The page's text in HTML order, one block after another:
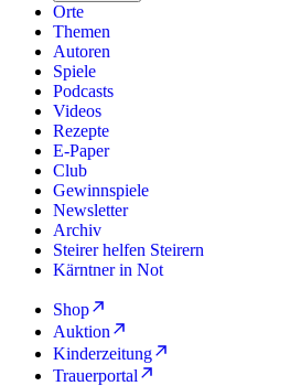
Orte
Themen
Autoren
Spiele
Podcasts
Videos
Rezepte
E-Paper
Club
Gewinnspiele
Newsletter
Archiv
Steirer helfen Steirern
Kärntner in Not
Shop
Auktion
Kinderzeitung
Trauerportal